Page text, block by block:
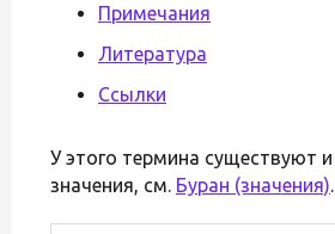
Примечания
Литература
Ссылки
У этого термина существуют и
значения, см. Буран (значения).